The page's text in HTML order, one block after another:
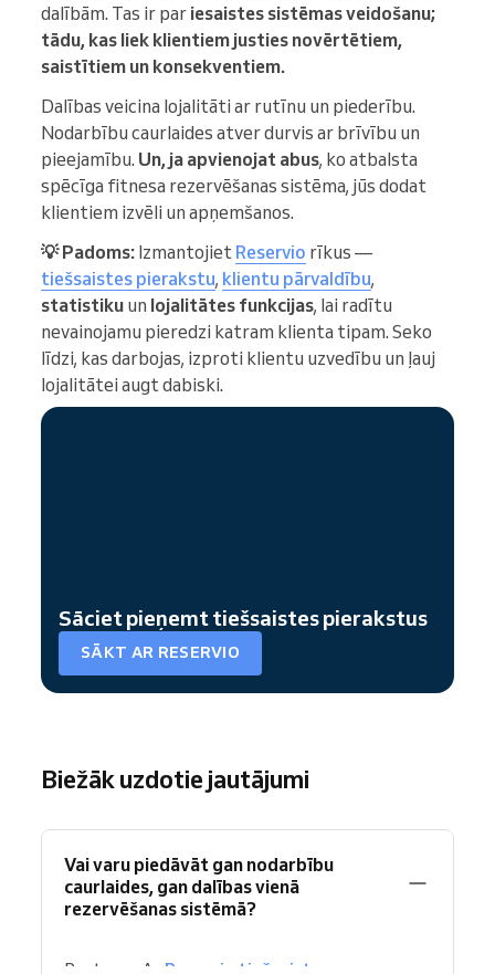
dalībām. Tas ir par iesaistes sistēmas veidošanu;
tādu, kas liek klientiem justies novērtētiem,
saistītiem un konsekventiem.
Dalības veicina lojalitāti ar rutīnu un piederību.
Nodarbību caurlaides atver durvis ar brīvību un
pieejamību. Un, ja apvienojat abus, ko atbalsta
spēcīga fitnesa rezervēšanas sistēma, jūs dodat
klientiem izvēli un apņemšanos.
💡 Padoms: Izmantojiet Reservio rīkus —
tiešsaistes pierakstu, klientu pārvaldību,
statistiku un lojalitātes funkcijas, lai radītu
nevainojamu pieredzi katram klienta tipam. Seko
līdzi, kas darbojas, izproti klientu uzvedību un ļauj
lojalitātei augt dabiski.
Sāciet pieņemt tiešsaistes pierakstus
SĀKT AR RESERVIO
Biežāk uzdotie jautājumi
Vai varu piedāvāt gan nodarbību
caurlaides, gan dalības vienā
rezervēšanas sistēmā?
Protams. Ar Reservio tiešsaistes